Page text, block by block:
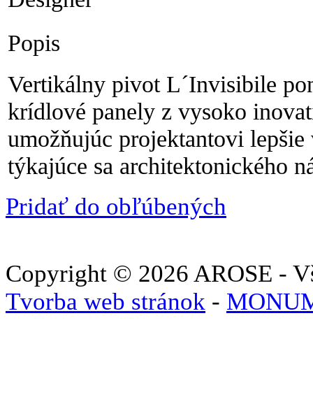
Popis
Vertikálny pivot L´Invisibile
krídlové panely z vysoko
umožňujúc projektantovi
týkajúce sa architektonického
Pridať do obľúbených
Copyright © 2026 AROSE -
Tvorba web stránok -